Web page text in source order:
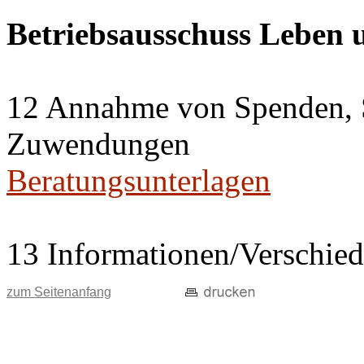
Betriebsausschuss Leben
12 Annahme von
Zuwendungen
Beratungsunterlagen
13 Informationen/
zum Seitenanfang